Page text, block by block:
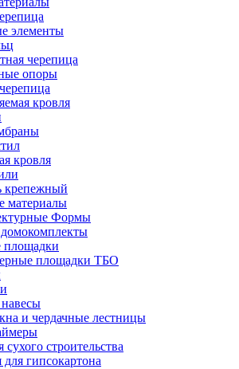
элементы
черепица
опоры
кровля
кровля
крепежный
материалы
Формы
площадки
площадки ТБО
и чердачные лестницы
строительства
гипсокартона